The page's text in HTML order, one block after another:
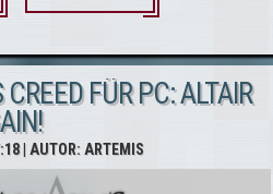
Creed:
Die PC
FAQ
FÜR PC: ALTAIR
| AUTOR: ARTEMIS